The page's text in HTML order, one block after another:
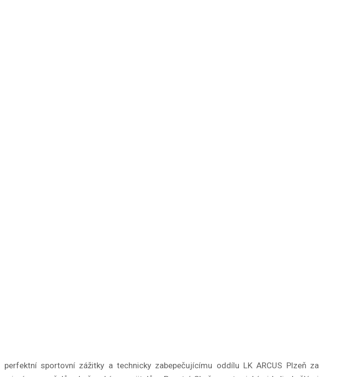
sportovní zážitky a technicky zabepečujícímu oddílu LK ARCUS Plzeň za